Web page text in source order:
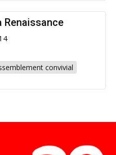
Renaissance
convivial